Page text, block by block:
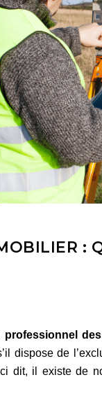
:
professionnel
dispose de
dit, il existe de